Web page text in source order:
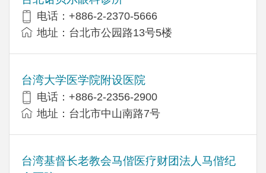
电话：+886-2-2370-5666
地址：台北市公园路13号5楼
台湾大学医学院附设医院
电话：+886-2-2356-2900
地址：台北市中山南路7号
台湾基督长老教会马偕医疗财团法人马偕纪